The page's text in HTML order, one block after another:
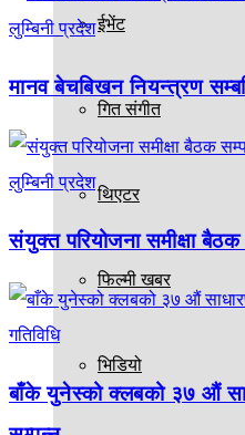
ईभेंट
गित संगीत
थिएटर
फिल्मी खबर
भिडियो
लुम्बिनी प्रदेश
मानव बेचबिखन नियन्त्रण
लुम्बिनी प्रदेश
संयुक्त परियोजना समीक्षा
गतिविधि
बाँके युनेस्को क्लबको ३७ औं